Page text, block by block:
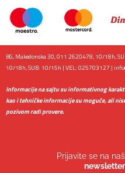
BG, Makedonska 30, 011 2620478, 10/18h,
10/18h, SUB: 10/15h | VEL: 025703127 |
Informacije na sajtu su informativnog
kao i tehničke informacije su moguće, ali
pozivom radi provere.
Prijavite se na naš
newsletter